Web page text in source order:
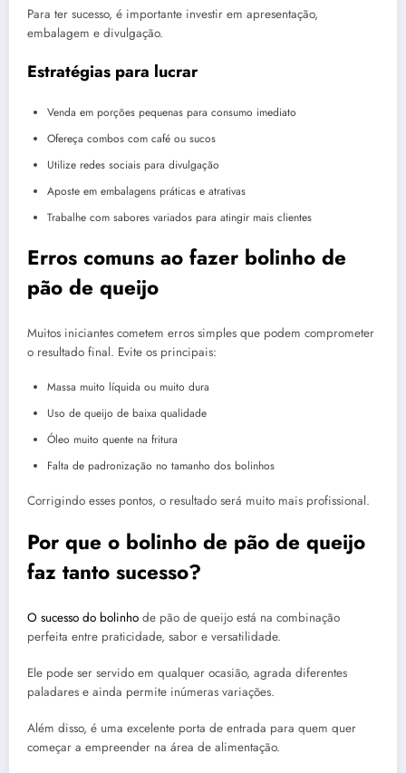
Para ter sucesso, é importante investir em apresentação,
embalagem e divulgação.
Estratégias para lucrar
Venda em porções pequenas para consumo imediato
Ofereça combos com café ou sucos
Utilize redes sociais para divulgação
Aposte em embalagens práticas e atrativas
Trabalhe com sabores variados para atingir mais clientes
Erros comuns ao fazer bolinho de
pão de queijo
Muitos iniciantes cometem erros simples que podem comprometer
o resultado final. Evite os principais:
Massa muito líquida ou muito dura
Uso de queijo de baixa qualidade
Óleo muito quente na fritura
Falta de padronização no tamanho dos bolinhos
Corrigindo esses pontos, o resultado será muito mais profissional.
Por que o bolinho de pão de queijo
faz tanto sucesso?
O sucesso do bolinho de pão de queijo está na combinação
perfeita entre praticidade, sabor e versatilidade.
Ele pode ser servido em qualquer ocasião, agrada diferentes
paladares e ainda permite inúmeras variações.
Além disso, é uma excelente porta de entrada para quem quer
começar a empreender na área de alimentação.